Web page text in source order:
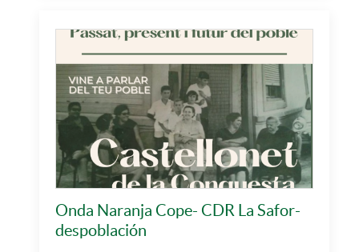
Onda Naranja Cope- CDR La Safor-
despoblación